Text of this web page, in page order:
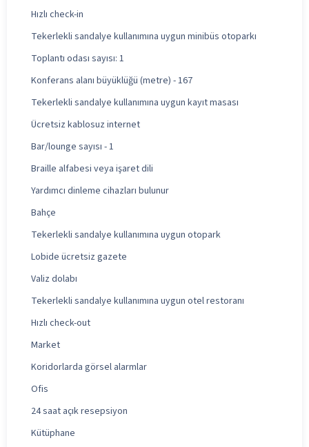
Hızlı check-in
Tekerlekli sandalye kullanımına uygun minibüs otoparkı
Toplantı odası sayısı: 1
Konferans alanı büyüklüğü (metre) - 167
Tekerlekli sandalye kullanımına uygun kayıt masası
Ücretsiz kablosuz internet
Bar/lounge sayısı - 1
Braille alfabesi veya işaret dili
Yardımcı dinleme cihazları bulunur
Bahçe
Tekerlekli sandalye kullanımına uygun otopark
Lobide ücretsiz gazete
Valiz dolabı
Tekerlekli sandalye kullanımına uygun otel restoranı
Hızlı check-out
Market
Koridorlarda görsel alarmlar
Ofis
24 saat açık resepsiyon
Kütüphane